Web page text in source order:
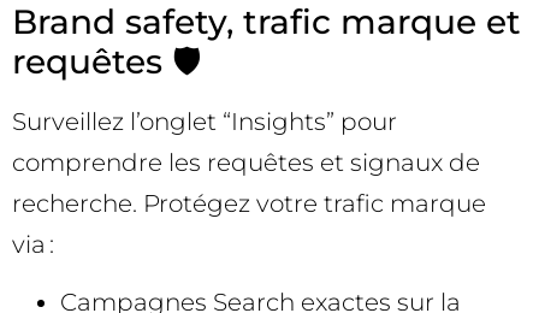
Brand safety, trafic marque et
requêtes 🛡️
Surveillez l’onglet “Insights” pour
comprendre les requêtes et signaux de
recherche. Protégez votre trafic marque
via :
Campagnes Search exactes sur la